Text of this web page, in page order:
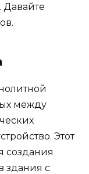
Давайте
между
Этот
создания
здания с